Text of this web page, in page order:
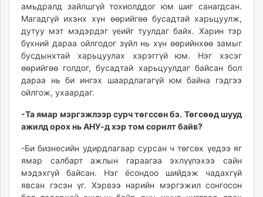
амьдралд зайлшгүй тохиолддог юм шиг санагдсан.
Магадгүй ихэнх хүн өөрийгөө бусадтай харьцуулж,
дутуу мэт мэдэрдэг үеийг туулдаг байх. Харин тэр
бүхний дараа ойлгодог зүйл нь хүн өөрийнхөө замыг
бусдынхтай харьцуулах хэрэггүй юм. Нэг хэсэг
өөрийгөө голдог, бусадтай харьцуулдаг байсан бол
дараа нь би ингэх шаардлагагүй юм байна гэдгээ
ойлгож, ухаардаг.
-Та ямар мэргэжлээр сурч төгссөн бэ. Төгсөөд шууд
ажилд орох нь АНУ-д хэр том сорилт байв?
-Би бизнесийн удирдлагаар сурсан ч төгсөх үедээ яг
ямар салбарт ажлын гараагаа эхлүүлэхээ сайн
мэдэхгүй байсан. Нэг ёсондоо шийдэж чадахгүй
явсан гэсэн үг. Хэрвээ нарийн мэргэжил сонгосон